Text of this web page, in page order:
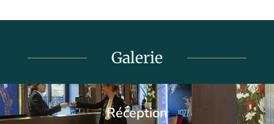
Galerie
Réception